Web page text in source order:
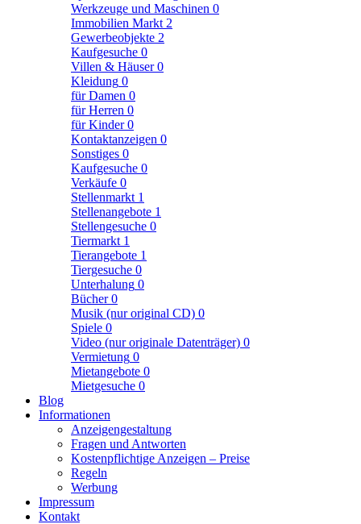
Werkzeuge und Maschinen 0
Immobilien Markt 2
Gewerbeobjekte 2
Kaufgesuche 0
Villen & Häuser0
Kleidung 0
für Damen 0
für Herren 0
für Kinder0
Kontaktanzeigen 0
Sonstiges 0
Kaufgesuche 0
Verkäufe 0
Stellenmarkt 1
Stellenangebote 1
Stellengesuche 0
Tiermarkt 1
Tierangebote 1
Tiergesuche 0
Unterhalung 0
Bücher0
Musik (nur original CD) 0
Spiele 0
Video (nur originale Datenträger) 0
Vermietung 0
Mietangebote 0
Mietgesuche 0
Blog
Informationen
Anzeigengestaltung
Fragen und Antworten
Kostenpflichtige Anzeigen – Preise
Regeln
Werbung
Impressum
Kontakt